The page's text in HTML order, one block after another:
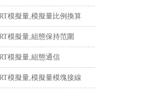
模擬量,模擬量比例換算
模擬量,組態保持范圍
模擬量,組態通信
模擬量,模擬量模塊接線